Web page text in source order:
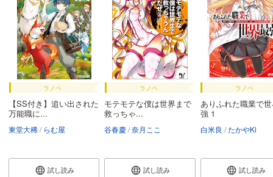
ラノベ
【SS付き】追い出された
万能職に...
東堂大稀 らむ屋
試し読み
ラノベ
モテモテな僕は世界まで
救っちゃ...
谷春慶 奈月ここ
試し読み
ラノベ
ありふれた職業で
強 1
白米良 たかやKi
試し読み